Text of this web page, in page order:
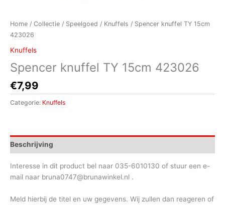
Home / Collectie / Speelgoed / Knuffels / Spencer knuffel TY 15cm
423026
Knuffels
Spencer knuffel TY 15cm 423026
€7,99
Categorie: Knuffels
Beschrijving
Interesse in dit product bel naar 035-6010130 of stuur een e-
mail naar bruna0747@brunawinkel.nl .
Meld hierbij de titel en uw gegevens. Wij zullen dan reageren of